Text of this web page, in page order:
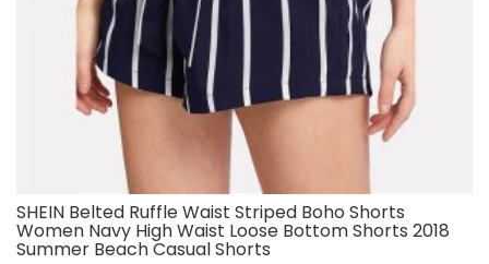
SHEIN Belted Ruffle Waist Striped Boho Shorts
Women Navy High Waist Loose Bottom Shorts 2018
Summer Beach Casual Shorts